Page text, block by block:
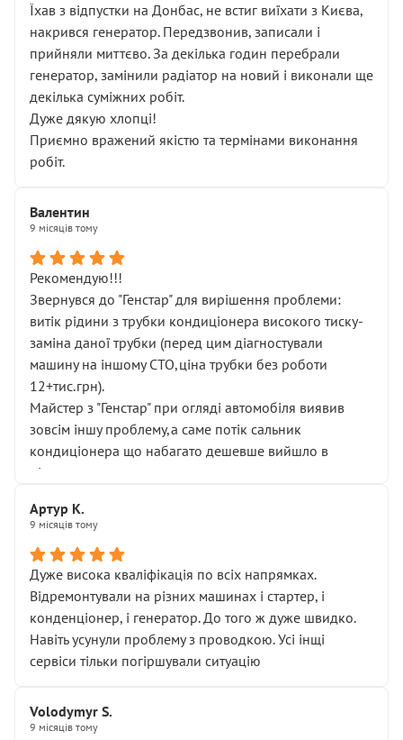
Їхав з відпустки на Донбас, не встиг виїхати з Києва,
накрився генератор. Передзвонив, записали і
прийняли миттєво. За декілька годин перебрали
генератор, замінили радіатор на новий і виконали ще
декілька суміжних робіт.
Дуже дякую хлопці!
Приємно вражений якістю та термінами виконання
робіт.
Валентин
9 місяців тому
Рекомендую!!!
Звернувся до "Генстар" для вирішення проблеми:
витік рідини з трубки кондиціонера високого тиску-
заміна даної трубки (перед цим діагностували
машину на іншому СТО,ціна трубки без роботи
12+тис.грн).
Майстер з "Генстар" при огляді автомобіля виявив
зовсім іншу проблему,а саме потік сальник
кондиціонера що набагато дешевше вийшло в
підсумку.
Артур К.
9 місяців тому
Дуже висока кваліфікація по всіх напрямках.
Відремонтували на різних машинах і стартер, і
конденціонер, і генератор. До того ж дуже швидко.
Навіть усунули проблему з проводкою. Усі інщі
сервіси тільки погіршували ситуацію
Volodymyr S.
9 місяців тому